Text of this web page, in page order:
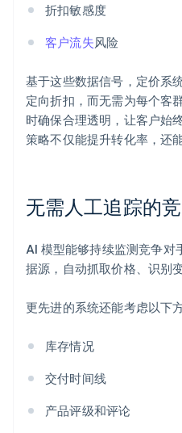
折扣敏感度
客户流失风险
基于这些数据信号，定价系
定向折扣，而无需为每个客
时确保合理透明，让客户始
策略不仅能提升转化率，还
无需人工追踪的
AI 模型能够持续监测竞争对
据源，自动抓取价格、识别
更先进的系统还能考虑以下
库存情况
交付时间线
产品评级和评论